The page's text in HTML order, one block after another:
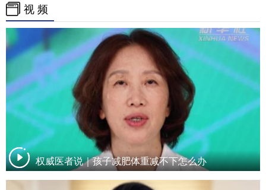
视 频
权威医者说｜孩子减肥体重减不下怎么办